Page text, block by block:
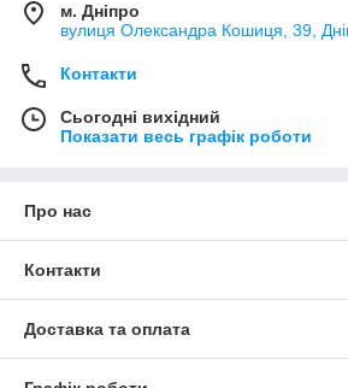
м. Дніпро
вулиця Олександра Кошиця, 39,
Контакти
Сьогодні вихідний
Показати весь графік роботи
Про нас
Контакти
Доставка та оплата